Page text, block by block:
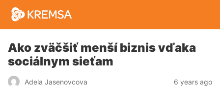
Ako zväčšiť menší biznis vďaka
sociálnym sieťam
Adela Jasenovcova 6 years ago